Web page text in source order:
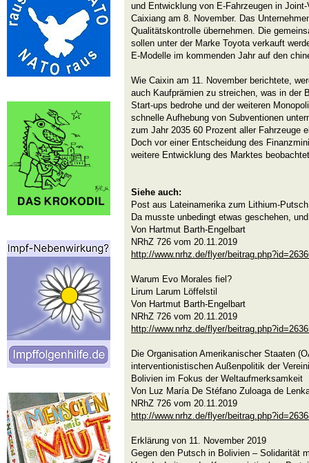
und Entwicklung von E-Fahrzeugen in
Caixiang am 8. November. Das
Qualitätskontrolle übernehmen. Die
sollen unter der Marke Toyota verkauft
E-Modelle im kommenden Jahr auf den
Wie Caixin am 11. November berichtete,
auch Kaufprämien zu streichen, was in der
Start-ups bedrohe und der weiteren
schnelle Aufhebung von Subventionen
zum Jahr 2035 60 Prozent aller Fahrzeuge
Doch vor einer Entscheidung des
weitere Entwicklung des Marktes
Siehe auch:
Post aus Lateinamerika zum Lithium-
Da musste unbedingt etwas geschehen,
Von Hartmut Barth-Engelbart
NRhZ 726 vom 20.11.2019
http://www.nrhz.de/flyer/
Warum Evo Morales fiel?
Lirum Larum Löffelstil
Von Hartmut Barth-Engelbart
NRhZ 726 vom 20.11.2019
http://www.nrhz.de/flyer/
Die Organisation Amerikanischer Staaten
interventionistischen Außenpolitik der
Bolivien im Fokus der Weltaufmerksamkeit
Von Luz María De Stéfano Zuloaga de
NRhZ 726 vom 20.11.2019
http://www.nrhz.de/flyer/
Erklärung von 11. November 2019
Gegen den Putsch in Bolivien – Solidarität